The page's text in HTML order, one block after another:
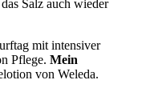
Salz auch wieder
mit intensiver
Pflege. Mein
von Weleda.